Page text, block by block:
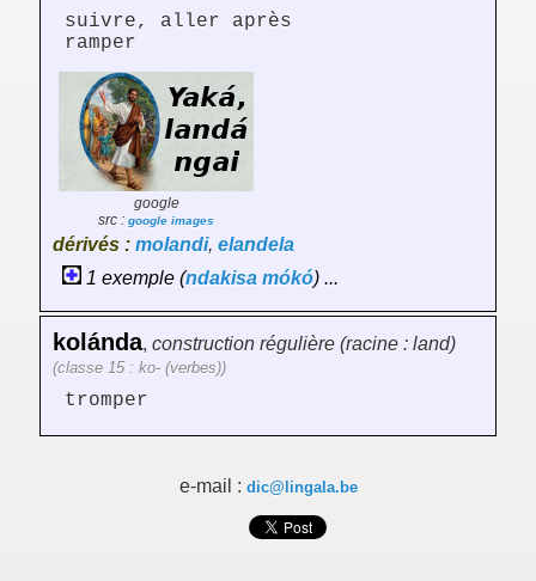
suivre, aller après
ramper
google
src : google images
dérivés : molandi, elandela
1 exemple (ndakisa mókó) ...
kolánda, construction régulière (racine : land)
(classe 15 : ko- (verbes))
tromper
e-mail : dic@lingala.be